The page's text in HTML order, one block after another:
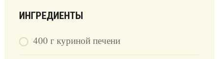
ИНГРЕДИЕНТЫ
400 г куриной печени